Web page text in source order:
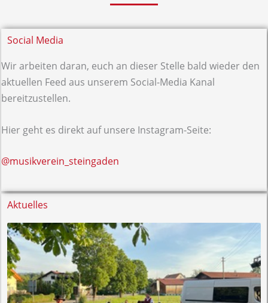
Social Media
Wir arbeiten daran, euch an dieser Stelle bald wieder den
aktuellen Feed aus unserem Social-Media Kanal
bereitzustellen.
Hier geht es direkt auf unsere Instagram-Seite:
@musikverein_steingaden
Aktuelles